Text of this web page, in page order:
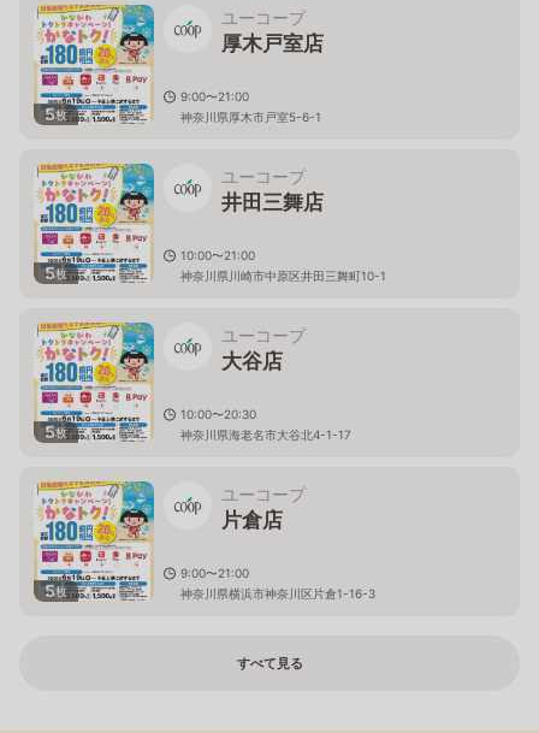
5枚
ユーコープ
厚木戸室店
9:00〜21:00
神奈川県厚木市戸室5-6-1
5枚
ユーコープ
井田三舞店
10:00〜21:00
神奈川県川崎市中原区井田三舞町10-1
5枚
ユーコープ
大谷店
10:00〜20:30
神奈川県海老名市大谷北4-1-17
5枚
ユーコープ
片倉店
9:00〜21:00
神奈川県横浜市神奈川区片倉1-16-3
すべて見る